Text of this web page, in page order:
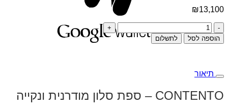
₪13,100
כמות
של
ספה
הוספה לסל לתשלום
תיאור
CONTENTO – ספת סלון מודרנית ונקייה